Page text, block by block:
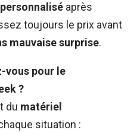
après
toujours le prix avant
mauvaise surprise.
vous pour le
?
du matériel
situation :